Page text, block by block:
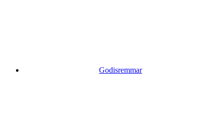
Godisremmar